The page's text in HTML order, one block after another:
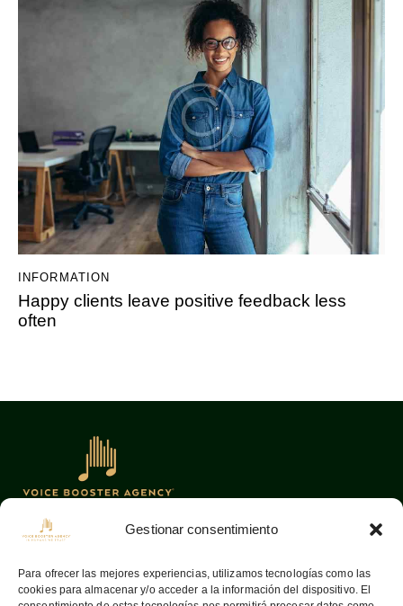
Gestionar consentimiento
Para ofrecer las mejores experiencias, utilizamos tecnologías como las
cookies para almacenar y/o acceder a la información del dispositivo. El
INFORMATION
Happy clients leave positive feedback less
often
08036Barcelona — Home